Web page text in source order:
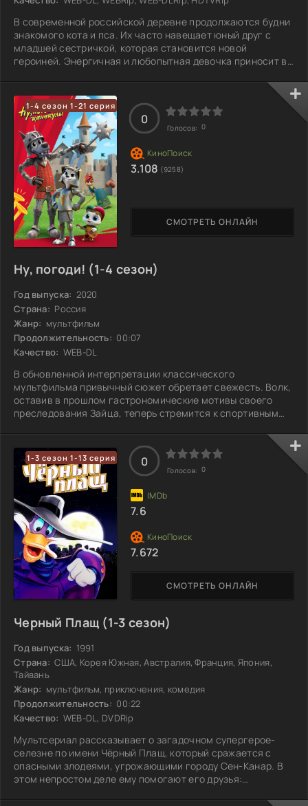
В современной российской деревне продолжаются будни
знакомого кота и пса. Их часто навещает юный друг с
младшей сестричкой, которая становится новой
героиней. Энергичная и любопытная девочка приносит в
грызуном, который быстро завоевывает симпатии всех
вокруг. Вместе они исследуют окрестности, наполняя
события особым очарованием и помогая всем ценить
простые радости. Однако за веселыми играми и
1-4 сезон 1-21 серия
Ну, погоди! (1-4 сезон)
Год выпуска: 2020
Страна: Россия
Жанр: мультфильм
Продолжительность: 00:07
Качество: WEB-DL
В обновленной интерпретации классического
мультфильма привычный сюжет обретает свежесть. Волк,
оставив в прошлом гастрономические мотивы своего
преследования Зайца, теперь стремится к спортивным
заставляет его прибегать к хитрым, но сомнительным
методам, вызывая комичные и неожиданные ситуации.
Эта гонка за признанием приводит к множеству забавных
эпизодов, где каждый его шаг становится настоящим
испытанием изобретательности. Серый персонаж
СМОТРЕТЬ ОНЛАЙН
0
Голосов: 0
3.108 (9258)
1-3 сезон 1-13 серия
Черный Плащ (1-3 сезон)
Год выпуска: 1991
Страна: США, Корея Южная, Австралия, Франция, Япония,
Тайвань
Жанр: мультфильм, приключения, комедия
Продолжительность: 00:22
Качество: WEB-DL, DVDRip
Мультсериал рассказывает о загадочном супергерое-
селезне по имени Чёрный Плащ, который сражается с
опасными злодеями, угрожающими городу Сен-Канар. В
этом непростом деле ему помогают его друзья:
СМОТРЕТЬ ОНЛАЙН
0
Голосов: 0
7.6
7.672